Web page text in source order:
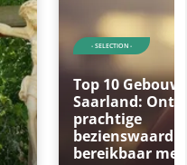
- SELECTION -
Top 10
Saarland:
prachtige
bereikbaar met